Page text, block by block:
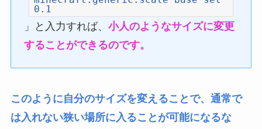
0.1
」と入力すれば、小人のようなサイズに変更
することができるのです。
このように自分のサイズを変えることで、通常で
は入れない狭い場所に入ることが可能になるな